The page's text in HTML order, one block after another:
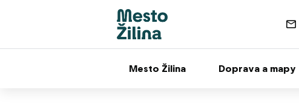
Mesto Žilina Doprava a mapy